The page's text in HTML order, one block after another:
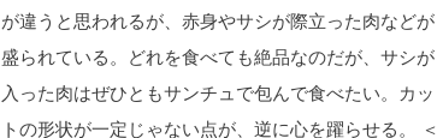
が違うと思われるが、赤身やサシが際立った肉などが
盛られている。どれを食べても絶品なのだが、サシが
入った肉はぜひともサンチュで包んで食べたい。カッ
トの形状が一定じゃない点が、逆に心を躍らせる。 ＜